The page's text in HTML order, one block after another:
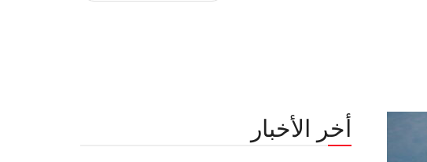
أخر الأخبار